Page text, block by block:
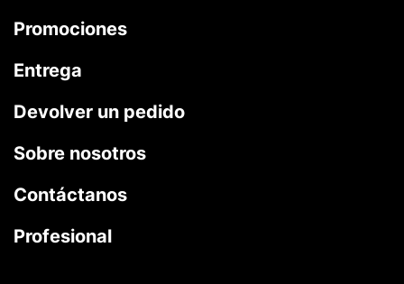
Promociones
Entrega
Devolver un pedido
Sobre nosotros
Contáctanos
Profesional